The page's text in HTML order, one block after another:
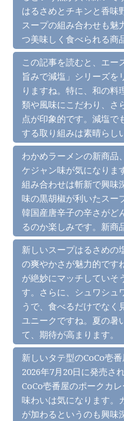
はるさめとチキンと香味
スープの組み合わせも魅
つ美味しく食べられる商
この記事を読むと、エー
旨みで減塩」シリーズを
りますね。特に、和の料
類や風味にこだわり、さ
点が印象的です。減塩で
する取り組みは素晴らし
わかめラーメンの新商品
ケジャン味が気になりま
組み合わせは斬新で興味
味の黒胡椒が利いたスー
韓国産唐辛子の辛さがど
るのか楽しみです。新商
新しいスープはるさめの
の爽やかさが魅力的です
が絶妙にマッチしていそ
す。さらに、シュワシュ
うで、食べるだけでなく
ユニークですね。夏の暑
て、期待が高まります。
新しいタテ型のCoCo壱
2026年7月20日に発売さ
CoCo壱番屋のポークカ
味わいは気になります。
が加わるというのも興味